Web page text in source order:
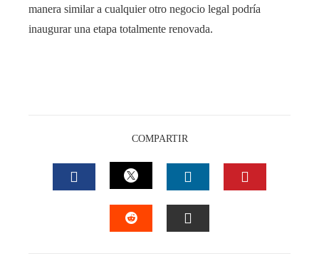
manera similar a cualquier otro negocio legal podría
inaugurar una etapa totalmente renovada.
COMPARTIR
FACEBOOKTWITTERLINKEDIN